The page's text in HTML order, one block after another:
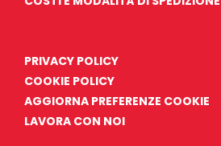
PRIVACY POLICY
COOKIE POLICY
AGGIORNA PREFERENZE COOKIE
LAVORA CON NOI